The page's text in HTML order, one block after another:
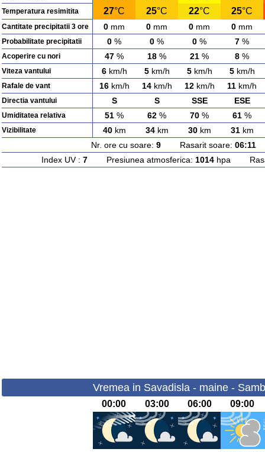
Temperatura resimitita 27°C 25°C 22°C 25°C
Cantitate precipitatii 3 ore 0 mm 0 mm 0 mm 0 mm
Probabilitate precipitatii 0 % 0 % 0 % 7 %
Acoperire cu nori 47 % 18 % 21 % 8 %
Viteza vantului 6km/h 5km/h 5km/h 5km/h
Rafale de vant 16km/h 14km/h 12km/h 11 km/h
Directia vantului S S SSE ESE
Umiditatea relativa 51 % 62 % 70 % 61 %
Vizibilitate 40km 34km 30km 31km
Nr. ore cu soare: 9 Rasarit soare: 06:11
Index UV : 7 Presiunea atmosferica: 1014 hpa
Vremea in Savadisla - maine -
00:00 03:00 06:00 09:00